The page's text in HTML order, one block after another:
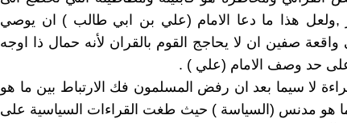
,ولعل هذا ما دعا الامام (علي بن ابي طالب ) ان يوصي
صفين ان لا يحاجج القوم بالقران لأنه حمال ذا اوجه
حد وصف الامام (علي ) .
لا سيما بعد ان رفض المسلمون فك الارتباط بين ما هو
هو مدنس (السياسة ) حيث طغت القراءات السياسية على